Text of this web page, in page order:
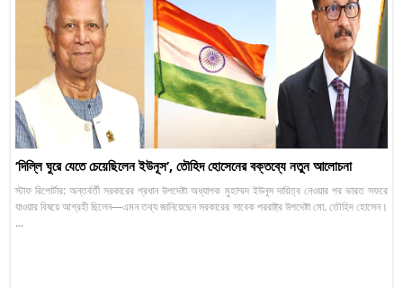
‘দিল্লি ঘুরে যেতে চেয়েছিলেন ইউনূস’, তৌহিদ হোসেনের বক্তব্যে নতুন আলোচনা
স্টাফ রিপোর্টার: অন্তর্বর্তী সরকারের প্রধান উপদেষ্টা অধ্যাপক মুহাম্মদ ইউনূস দায়িত্ব নেওয়ার পর ভারত সফরে
যাওয়ার বিষয়ে আগ্রহী ছিলেন—এমন তথ্য জানিয়েছেন সরকারের সাবেক পররাষ্ট্র উপদেষ্টা মো. তৌহিদ হোসেন।
...